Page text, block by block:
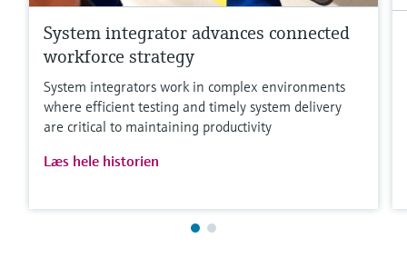
System integrator advances connected
workforce strategy
System integrators work in complex environments
where efficient testing and timely system delivery
are critical to maintaining productivity
Læs hele historien